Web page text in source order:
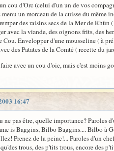
cou d'Orc (celui d'un un de vos
menu un morceau de la cuisse du même
des raisins secs de la Mer de
avec la viande, des oignons frits, des
Cou. Envelopper d'une mousseline ( à
des Patates de la Comté ( recette du
avec un cou d'oie, mais c'est moins
16:47
ne pas être, quelle importance? Paroles
is Baggins, Bilbo Baggins.... Bilbo à
Prenez de la peine!... Paroles d'un
trous, des p'tits trous, encore des